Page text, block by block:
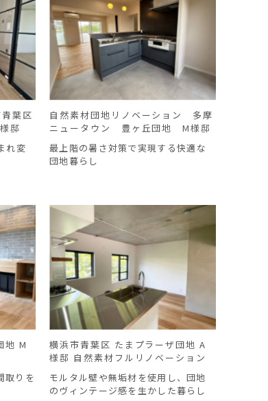
葉区
邸
れ変
自然素材団地リノベーション 多摩
ニュータウン 豊ヶ丘団地 M様邸
最上階の暑さ対策で実現する快適な
団地暮らし
地 M
取りを
横浜市青葉区 たまプラーザ団地 A
様邸 自然素材フルリノベーション
モルタル壁や無垢材を使用し、団地
のヴィンテージ感を生かした暮らし